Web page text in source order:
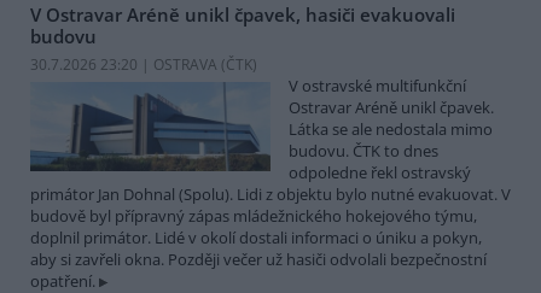
V Ostravar Aréně unikl čpavek, hasiči evakuovali
budovu
30.7.2026 23:20 | OSTRAVA (ČTK)
V ostravské multifunkční
Ostravar Aréně unikl čpavek.
Látka se ale nedostala mimo
budovu. ČTK to dnes
odpoledne řekl ostravský
primátor Jan Dohnal (Spolu). Lidi z objektu bylo nutné evakuovat. V
budově byl přípravný zápas mládežnického hokejového týmu,
doplnil primátor. Lidé v okolí dostali informaci o úniku a pokyn,
aby si zavřeli okna. Později večer už hasiči odvolali bezpečnostní
opatření.